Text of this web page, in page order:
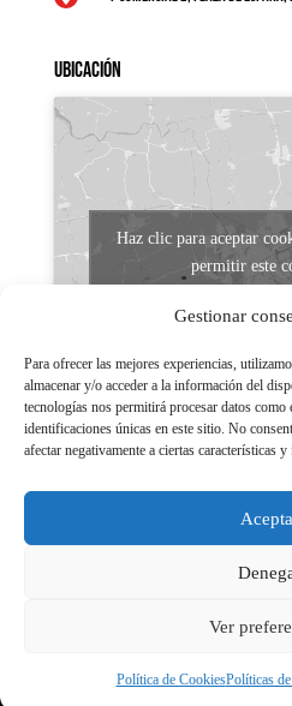
Gestionar
Para ofrecer las mejores experiencias,
almacenar y/o acceder a la información del
tecnologías nos permitirá procesar datos
identificaciones únicas en este sitio. No
afectar negativamente a ciertas características
Ver
Política de CookiesPolíticas
Ubicación
Haz clic para aceptar
permitir este
Aviso legal